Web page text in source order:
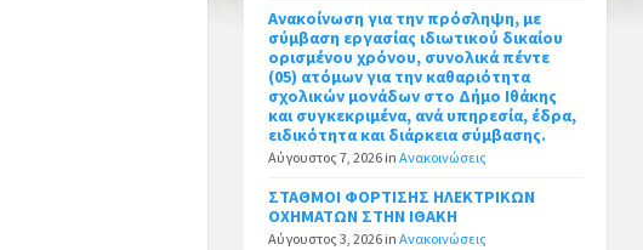
Ανακοίνωση για την πρόσληψη, με
σύμβαση εργασίας ιδιωτικού δικαίου
ορισμένου χρόνου, συνολικά πέντε
(05) ατόμων για την καθαριότητα
σχολικών μονάδων στο Δήμο Ιθάκης
και συγκεκριμένα, ανά υπηρεσία, έδρα,
ειδικότητα και διάρκεια σύμβασης.
Αύγουστος 7, 2026 inΑνακοινώσεις
ΣΤΑΘΜΟΙ ΦΟΡΤΙΣΗΣ ΗΛΕΚΤΡΙΚΩΝ
ΟΧΗΜΑΤΩΝ ΣΤΗΝ ΙΘΑΚΗ
Αύγουστος 3, 2026 inΑνακοινώσεις